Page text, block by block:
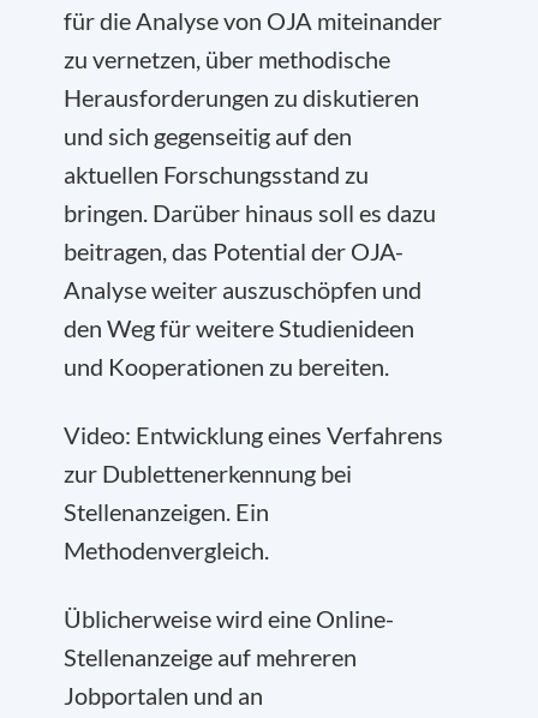
für die Analyse von OJA miteinander
zu vernetzen, über methodische
Herausforderungen zu diskutieren
und sich gegenseitig auf den
aktuellen Forschungsstand zu
bringen. Darüber hinaus soll es dazu
beitragen, das Potential der OJA-
Analyse weiter auszuschöpfen und
den Weg für weitere Studienideen
und Kooperationen zu bereiten.
Video: Entwicklung eines Verfahrens
zur Dublettenerkennung bei
Stellenanzeigen. Ein
Methodenvergleich.
Üblicherweise wird eine Online-
Stellenanzeige auf mehreren
Jobportalen und an